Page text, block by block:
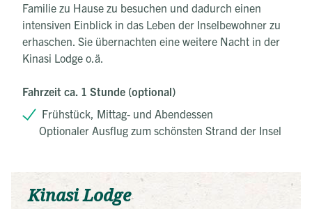
Familie zu Hause zu besuchen und dadurch einen
intensiven Einblick in das Leben der Inselbewohner zu
erhaschen. Sie übernachten eine weitere Nacht in der
Kinasi Lodge o.ä.
Fahrzeit ca. 1 Stunde (optional)
Frühstück, Mittag- und Abendessen
Optionaler Ausflug zum schönsten Strand der Insel
Kinasi Lodge